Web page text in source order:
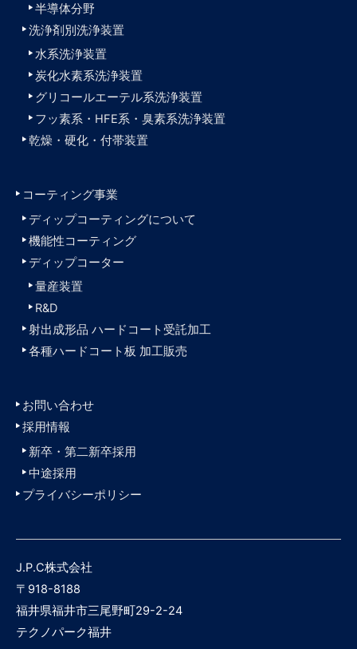
半導体分野
洗浄剤別洗浄装置
水系洗浄装置
炭化水素系洗浄装置
グリコールエーテル系洗浄装置
フッ素系・HFE系・臭素系洗浄装置
乾燥・硬化・付帯装置
コーティング事業
ディップコーティングについて
機能性コーティング
ディップコーター
量産装置
R&D
射出成形品 ハードコート受託加工
各種ハードコート板 加工販売
お問い合わせ
採用情報
新卒・第二新卒採用
中途採用
プライバシーポリシー
J.P.C株式会社
〒918-8188
福井県福井市三尾野町29-2-24
テクノパーク福井